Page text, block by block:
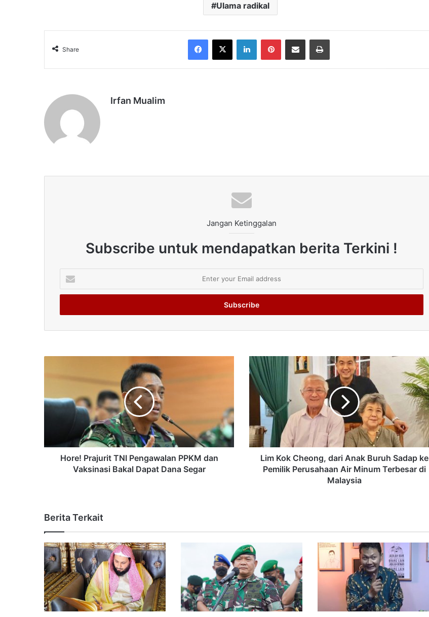
Ulama radikal
Share
Facebook
X LinkedInPinterestShare via Email Print
Irfan Mualim
Jangan Ketinggalan
Subscribe untuk mendapatkan berita Terkini !
your
Email
Hore! Prajurit TNI Pengawalan PPKM dan
Vaksinasi Bakal Dapat Dana Segar
Lim Kok Cheong, dari Anak Buruh Sadap ke
Pemilik Perusahaan Air Minum Terbesar di
Malaysia
Berita Terkait